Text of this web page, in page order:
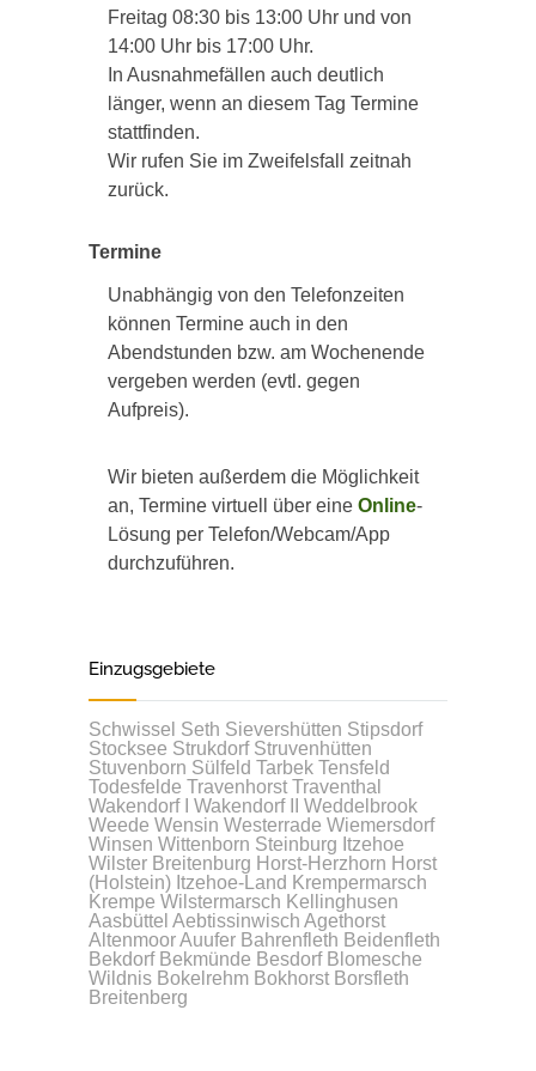
Freitag 08:30 bis 13:00 Uhr und von
14:00 Uhr bis 17:00 Uhr.
In Ausnahmefällen auch deutlich
länger, wenn an diesem Tag Termine
stattfinden.
Wir rufen Sie im Zweifelsfall zeitnah
zurück.
Termine
Unabhängig von den Telefonzeiten
können Termine auch in den
Abendstunden bzw. am Wochenende
vergeben werden (evtl. gegen
Aufpreis).
Wir bieten außerdem die Möglichkeit
an, Termine virtuell über eine Online-
Lösung per Telefon/Webcam/App
durchzuführen.
Einzugsgebiete
Schwissel Seth Sievershütten Stipsdorf
Stocksee Strukdorf Struvenhütten
Stuvenborn Sülfeld Tarbek Tensfeld
Todesfelde Travenhorst Traventhal
Wakendorf I
Wakendorf II
Weddelbrook
Weede Wensin Westerrade Wiemersdorf
Winsen Wittenborn Steinburg Itzehoe
Wilster Breitenburg Horst-Herzhorn Horst
(Holstein) Itzehoe-Land Krempermarsch
Krempe Wilstermarsch Kellinghusen
Aasbüttel Aebtissinwisch Agethorst
AltenmoorAuufer Bahrenfleth Beidenfleth
Bekdorf Bekmünde Besdorf Blomesche
Wildnis Bokelrehm Bokhorst Borsfleth
Breitenberg